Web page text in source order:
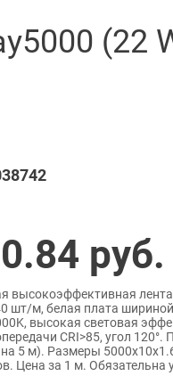
(22
руб.
высокоэффективная
шт/м, белая плата
высокая световая
CRI>85, угол
5 м). Размеры
Цена за 1 м. Обязательна